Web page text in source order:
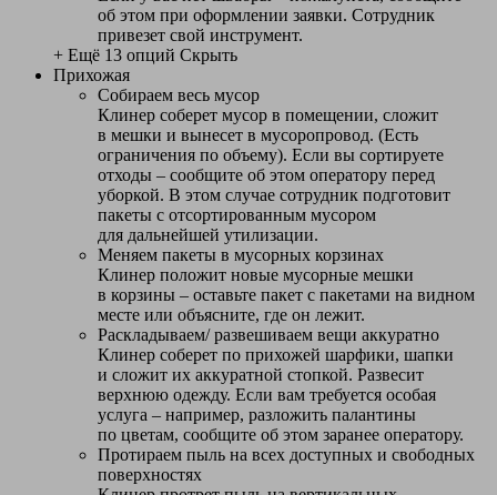
об этом при оформлении заявки. Сотрудник
привезет свой инструмент.
+ Ещё 13 опций Скрыть
Прихожая
Собираем весь мусор
Клинер соберет мусор в помещении, сложит
в мешки и вынесет в мусоропровод. (Есть
ограничения по объему). Если вы сортируете
отходы – сообщите об этом оператору перед
уборкой. В этом случае сотрудник подготовит
пакеты с отсортированным мусором
для дальнейшей утилизации.
Меняем пакеты в мусорных корзинах
Клинер положит новые мусорные мешки
в корзины – оставьте пакет с пакетами на видном
месте или объясните, где он лежит.
Раскладываем/ развешиваем вещи аккуратно
Клинер соберет по прихожей шарфики, шапки
и сложит их аккуратной стопкой. Развесит
верхнюю одежду. Если вам требуется особая
услуга – например, разложить палантины
по цветам, сообщите об этом заранее оператору.
Протираем пыль на всех доступных и свободных
поверхностях